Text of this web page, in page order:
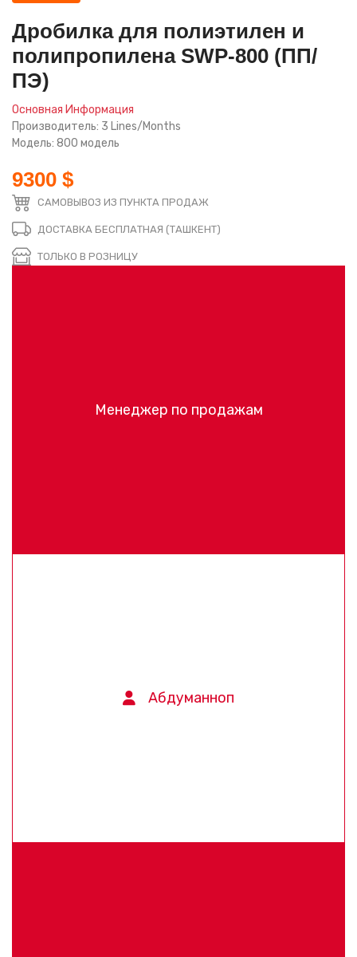
Дробилка для полиэтилен и
полипропилена SWP-800 (ПП/
ПЭ)
Основная Информация
Производитель: 3 Lines/Months
Модель: 800 модель
9300 $
САМОВЫВОЗ ИЗ ПУНКТА ПРОДАЖ
ДОСТАВКА БЕСПЛАТНАЯ (ТАШКЕНТ)
ТОЛЬКО В РОЗНИЦУ
Менеджер по продажам
Абдуманноп